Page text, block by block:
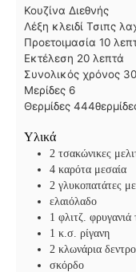
Κουζίνα Διεθνής
Λέξη κλειδί Τσιπς
Προετοιμασία 10λ
ε
π
ά
Εκτέλεση 20λ
ε
τ
λεπτά
Συνολικός χρόνος 30
Μερίδες 6
Θερμίδες 444
Υλικά
2 τσακώνικες
4 καρότα μεσαία
2 γλυκοπατάτες
ελαιόλαδο
1 φλιτζ. φρυγανιά
1 κ.σ. ρίγανη
2 κλωνάρια
σκόρδο